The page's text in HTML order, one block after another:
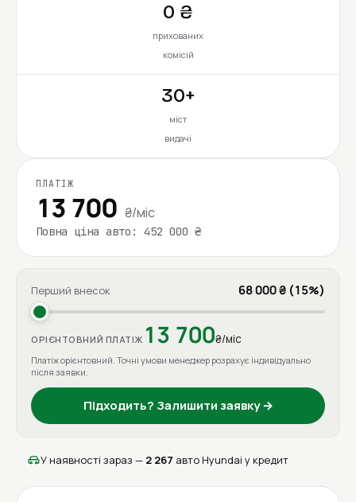
0 ₴
прихованих
комісій
30+
міст
видачі
ПЛАТІЖ
13 700 ₴/міс
Повна ціна авто: 452 000 ₴
Перший внесок 68 000 ₴ (15%)
ОРІЄНТОВНИЙ ПЛАТІЖ 13 700₴/міс
Платіж орієнтовний. Точні умови менеджер розрахує індивідуально
після заявки.
Підходить? Залишити заявку →
У наявності зараз — 2 267 авто Hyundai у кредит